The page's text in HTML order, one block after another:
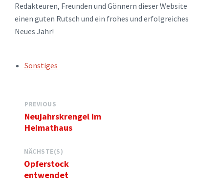
Redakteuren, Freunden und Gönnern dieser Website
einen guten Rutsch und ein frohes und erfolgreiches
Neues Jahr!
TAGS:Sonstiges
PREVIOUS
Neujahrskrengel im
Heimathaus
NÄCHSTE(S)
Opferstock
entwendet